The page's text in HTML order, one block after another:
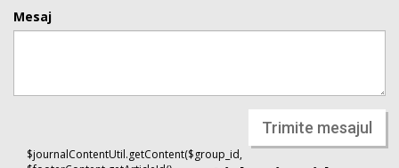
Mesaj
Trimite mesajul
$journalContentUtil.getContent($group_id,